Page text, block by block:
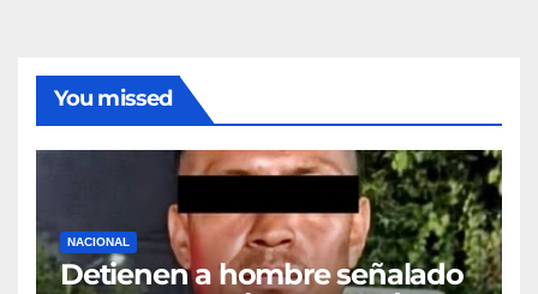
You missed
NACIONAL
Detienen a hombre señalado